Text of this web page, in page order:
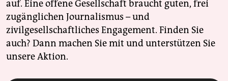
auf. Eine offene Gesellschaft braucht guten, frei
zugänglichen Journalismus – und
zivilgesellschaftliches Engagement. Finden Sie
auch? Dann machen Sie mit und unterstützen Sie
unsere Aktion.